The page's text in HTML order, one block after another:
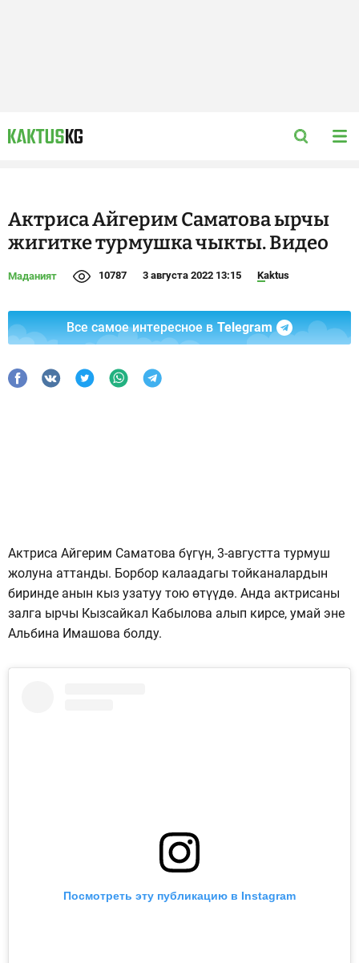
Актриса Айгерим Саматова ырчы
жигитке турмушка чыкты. Видео
Маданият 10787 3 августа 2022 13:15 Kaktus
Все самое интересное в Telegram
Актриса Айгерим Саматова бүгүн, 3-августта турмуш
жолуна аттанды. Борбор калаадагы тойканалардын
биринде анын кыз узатуу тою өтүүдө. Анда актрисаны
залга ырчы Кызсайкал Кабылова алып кирсе, умай эне
Альбина Имашова болду.
Посмотреть эту публикацию в Instagram